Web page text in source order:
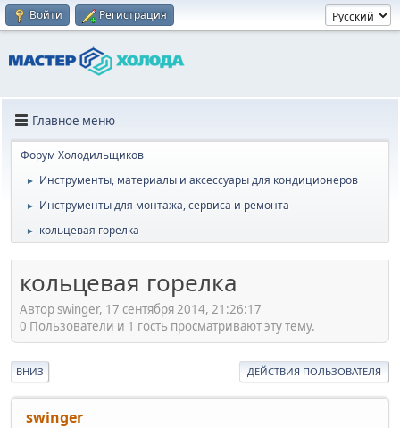
Войти Регистрация
Главное меню
Форум Холодильщиков
► Инструменты, материалы и аксессуары для кондиционеров
► Инструменты для монтажа, сервиса и ремонта
► кольцевая горелка
кольцевая горелка
Автор swinger, 17 сентября 2014, 21:26:17
0 Пользователи и 1 гость просматривают эту тему.
ВНИЗ ДЕЙСТВИЯ ПОЛЬЗОВАТЕЛЯ
swinger